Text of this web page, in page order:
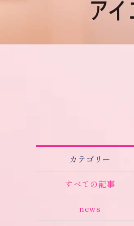
カテゴリー
すべての記事
news